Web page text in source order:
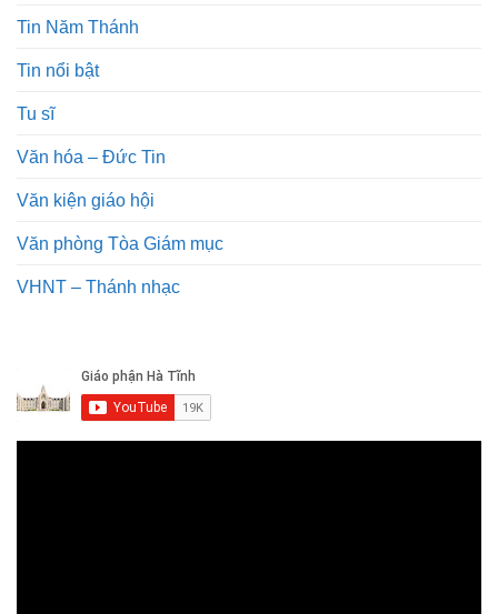
Tin Năm Thánh
Tin nổi bật
Tu sĩ
Văn hóa – Đức Tin
Văn kiện giáo hội
Văn phòng Tòa Giám mục
VHNT – Thánh nhạc